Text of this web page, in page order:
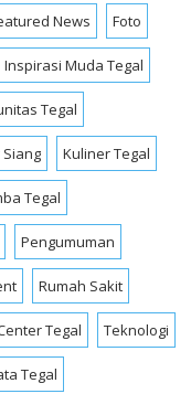
News Foto
Inspirasi Muda Tegal
Tegal
Kuliner Tegal
Tegal
Pengumuman
Rumah Sakit
Tegal Teknologi
Tegal